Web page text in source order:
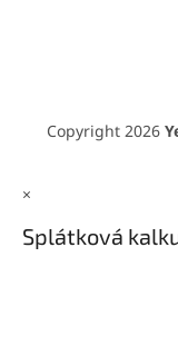
Copyright 2026
×
Splátková